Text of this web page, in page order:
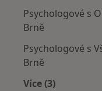
Psychologové s
Brně
Psychologové s
Brně
Více (3)